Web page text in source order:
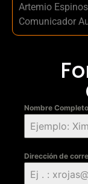
Artemio
Comunicador
Nombre Completo
Dirección de